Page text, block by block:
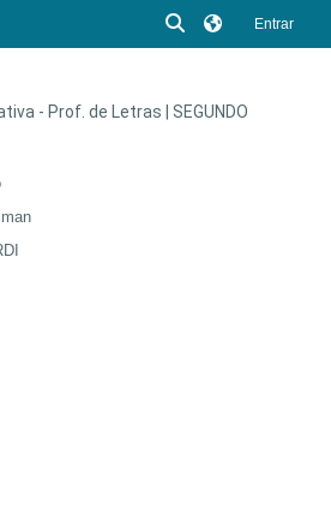
Selector de
Entrar
- Prof. de Letras | SEGUNDO